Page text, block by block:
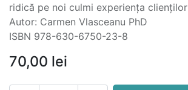
ridică pe noi culmi experiența clienților
Autor: Carmen Vlasceanu PhD
ISBN 978-630-6750-23-8
70,00 lei